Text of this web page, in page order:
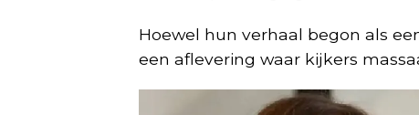
Hoewel hun verhaal begon als
een aflevering waar kijkers